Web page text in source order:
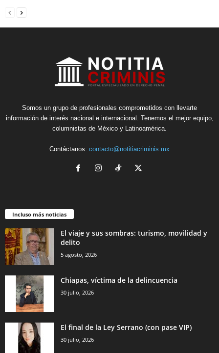
Somos un grupo de profesionales comprometidos con llevarte
información de interés nacional e internacional. Tenemos el mejor equipo,
columnistas de México y Latinoamérica.
Contáctanos: contacto@notitiacriminis.mx
Incluso más noticias
El viaje y sus sombras: turismo, movilidad y
delito
5 agosto, 2026
Chiapas, víctima de la delincuencia
30 julio, 2026
El final de la Ley Serrano (con pase VIP)
30 julio, 2026